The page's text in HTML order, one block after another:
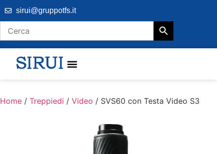
sirui@gruppotfs.it
Home / Treppiedi / Video / SVS60 con Testa Video S3